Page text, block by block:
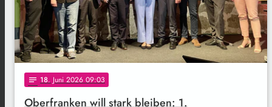
notes 18. Juni 2026 09:03
Oberfranken will stark bleiben: 1.